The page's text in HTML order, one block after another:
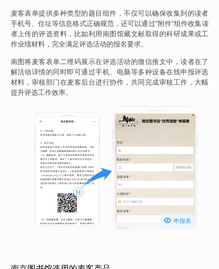
麦客表单提供多种类型的题目组件，不仅可以确保收集到的读者
手机号、住址等信息格式正确规范，还可以通过“附件”组件收集读
者上传的评选资料，比如利用南图馆藏文献取得的科研成果或工
作业绩材料，完全满足评选活动的报名要求。
南图将麦客表单二维码展示在评选活动的微信推文中，读者在了
解活动详情的同时即可通过手机、电脑等多种设备在线申报评选
材料，审核部门在麦客后台进行协作，共同完成审核工作，大幅
提升评选工作效率。
 申报表